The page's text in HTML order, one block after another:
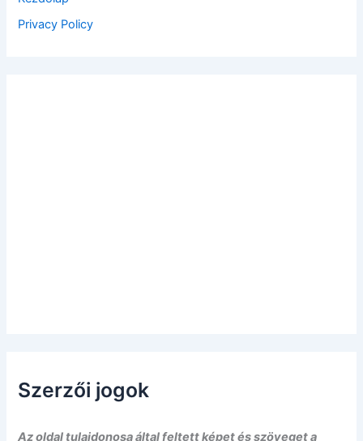
Privacy Policy
Szerzői jogok
Az oldal tulajdonosa által feltett képet és szöveget a